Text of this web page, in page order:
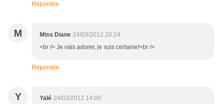
Répondre
M Miss Diane 24/03/2012 20:24
<br /> Je vais adorer, je suis certaine!<br />
Répondre
Y Yalé 24/03/2012 14:00